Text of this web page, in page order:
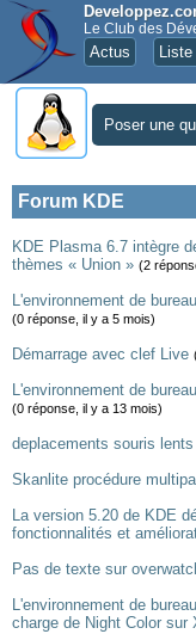
Le Club des
Actus
Poser une
Forum KDE
KDE Plasma 6.7 intègre
thèmes « Union » (2
L'environnement de
(0 réponse, il y a 5 mois)
Démarrage avec clef Live
L'environnement de
(0 réponse, il y a 13 mois)
deplacements souris
Skanlite procédure
La version 5.20 de KDE
fonctionnalités et
Pas de texte sur
L'environnement de
charge de Night Color sur